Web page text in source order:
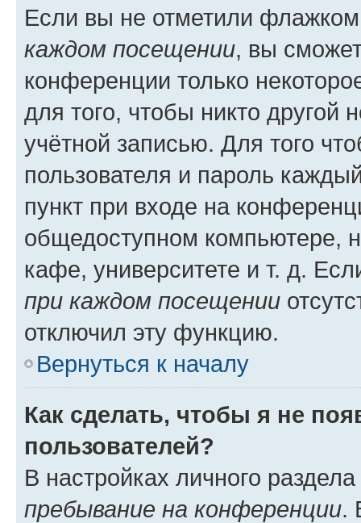
Если вы не отметили
каждом посещении, вы
конференции только
для того, чтобы никто другой
учётной записью. Для того
пользователя и пароль
пункт при входе на
общедоступном компьютере,
кафе, университете и т. д.
при каждом посещении
отключил эту функцию.
Вернуться к началу
Как сделать, чтобы я не
пользователей?
В настройках личного
пребывание на конференции.